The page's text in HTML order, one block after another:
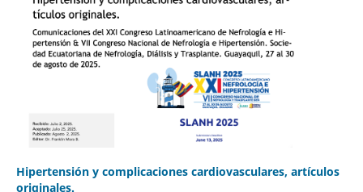
Hipertensión y complicaciones cardiovasculares, artículos
originales.